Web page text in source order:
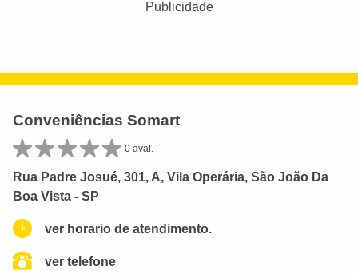
Publicidade
Conveniências Somart
0 aval.
Rua Padre Josué, 301, A, Vila Operária, São João Da
Boa Vista - SP
ver horario de atendimento.
ver telefone